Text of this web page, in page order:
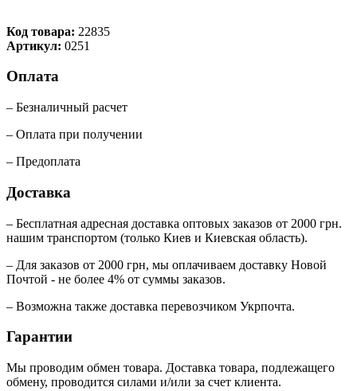
Код товара: 22835
Артикул: 0251
Оплата
– Безналичный расчет
– Оплата при получении
– Предоплата
Доставка
– Бесплатная адресная доставка оптовых заказов от 2000 грн.
нашим транспортом (только Киев и Киевская область).
– Для заказов от 2000 грн, мы оплачиваем доставку Новой
Почтой - не более 4% от суммы заказов.
– Возможна также доставка перевозчиком Укрпочта.
Гарантии
Мы проводим обмен товара. Доставка товара, подлежащего
обмену, проводится силами и/или за счет клиента.